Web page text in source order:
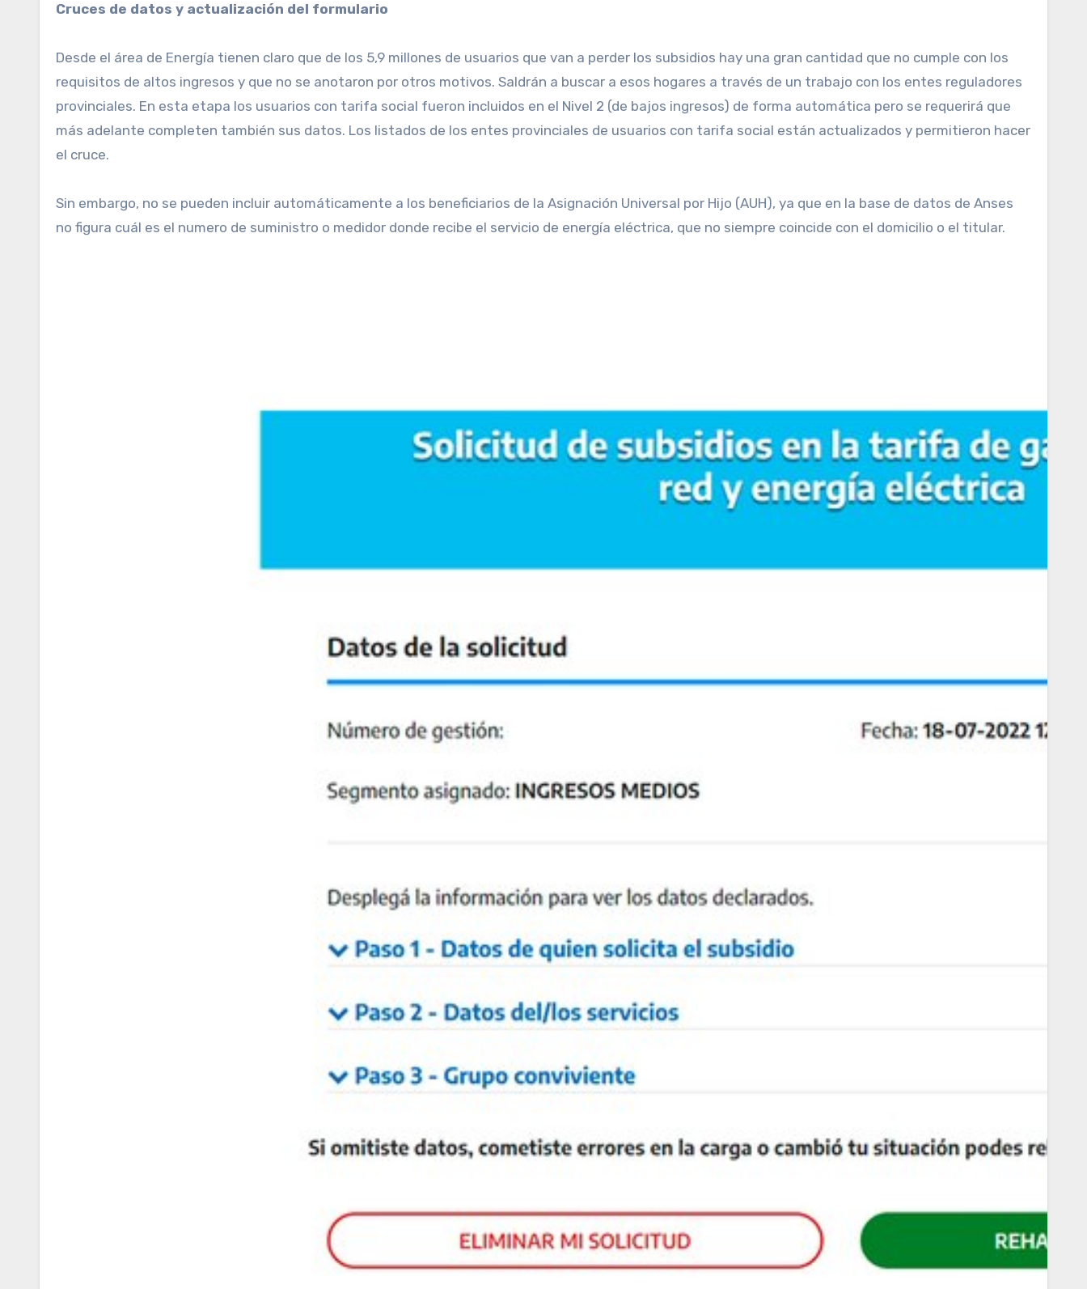
Cruces de datos y actualización del formulario
Desde el área de Energía tienen claro que de los 5,9 millones de usuarios que van a perder los subsidios hay una gran cantidad que no cumple con los
requisitos de altos ingresos y que no se anotaron por otros motivos. Saldrán a buscar a esos hogares a través de un trabajo con los entes reguladores
provinciales. En esta etapa los usuarios con tarifa social fueron incluidos en el Nivel 2 (de bajos ingresos) de forma automática pero se requerirá que
más adelante completen también sus datos. Los listados de los entes provinciales de usuarios con tarifa social están actualizados y permitieron hacer
el cruce.
Sin embargo, no se pueden incluir automáticamente a los beneficiarios de la Asignación Universal por Hijo (AUH), ya que en la base de datos de Anses
no figura cuál es el numero de suministro o medidor donde recibe el servicio de energía eléctrica, que no siempre coincide con el domicilio o el titular.